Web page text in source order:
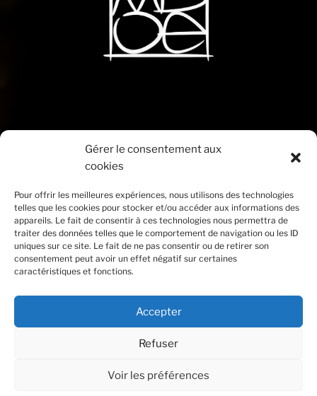
Gérer le consentement aux
cookies
Pour offrir les meilleures expériences, nous utilisons des technologies
telles que les cookies pour stocker et/ou accéder aux informations des
appareils. Le fait de consentir à ces technologies nous permettra de
traiter des données telles que le comportement de navigation ou les ID
uniques sur ce site. Le fait de ne pas consentir ou de retirer son
consentement peut avoir un effet négatif sur certaines
caractéristiques et fonctions.
Accepter
Refuser
Voir les préférences